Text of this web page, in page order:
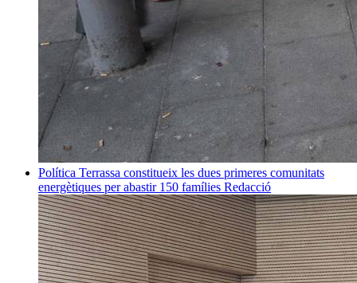
Política Terrassa constitueix les dues primeres comunitats
energètiques per abastir 150 famílies Redacció